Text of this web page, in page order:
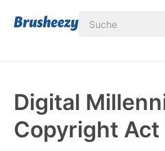
Digital
Copyright Act